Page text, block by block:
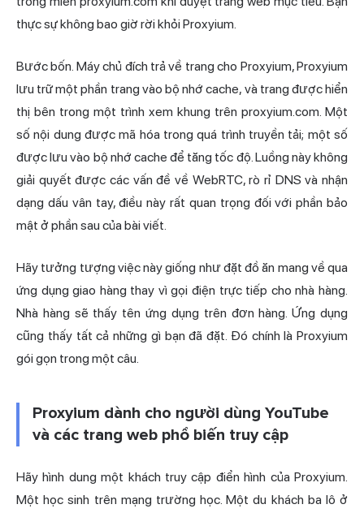
thực sự không bao giờ rời khỏi Proxyium.
Bước bốn. Máy chủ đích trả về trang cho Proxyium, Proxyium
lưu trữ một phần trang vào bộ nhớ cache, và trang được hiển
thị bên trong một trình xem khung trên proxyium.com. Một
số nội dung được mã hóa trong quá trình truyền tải; một số
được lưu vào bộ nhớ cache để tăng tốc độ. Luồng này không
giải quyết được các vấn đề về WebRTC, rò rỉ DNS và nhận
dạng dấu vân tay, điều này rất quan trọng đối với phần bảo
mật ở phần sau của bài viết.
Hãy tưởng tượng việc này giống như đặt đồ ăn mang về qua
ứng dụng giao hàng thay vì gọi điện trực tiếp cho nhà hàng.
Nhà hàng sẽ thấy tên ứng dụng trên đơn hàng. Ứng dụng
cũng thấy tất cả những gì bạn đã đặt. Đó chính là Proxyium
gói gọn trong một câu.
Proxyium dành cho người dùng YouTube
và các trang web phổ biến truy cập
Hãy hình dung một khách truy cập điển hình của Proxyium.
Một học sinh trên mạng trường học. Một du khách ba lô ở